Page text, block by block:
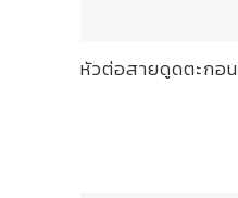
หัวต่อสายดูดตะกอน